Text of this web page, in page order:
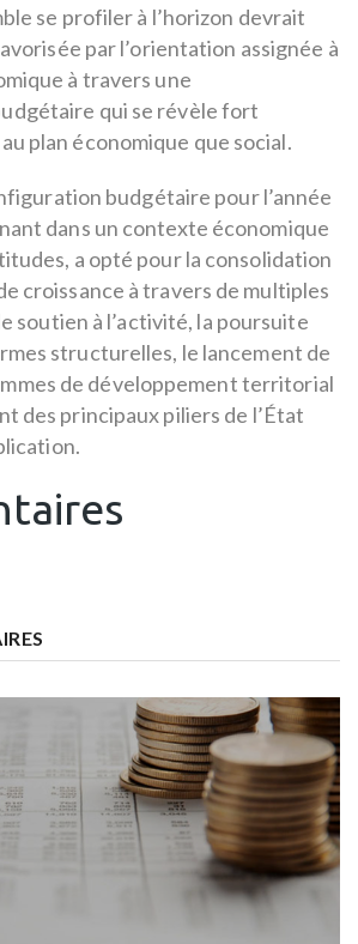
se profiler à l’horizon devrait
par l’orientation assignée à
à travers une
qui se révèle fort
plan économique que social.
budgétaire pour l’année
dans un contexte économique
a opté pour la consolidation
croissance à travers de multiples
soutien à l’activité, la poursuite
structurelles, le lancement de
de développement territorial
des principaux piliers de l’État